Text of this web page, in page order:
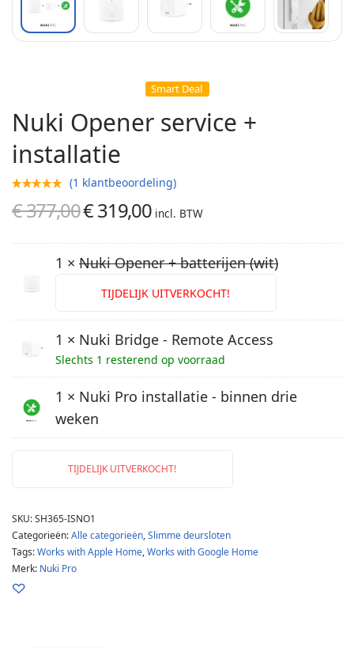
Smart Deal
Nuki Opener service +
installatie
(1 klantbeoordeling)
€377,00Oorspronkelijke
€ 377,00.
€319,00Huidige
€ 319,00.
incl. BTW
1 × Nuki Opener + batterijen (wit)
TIJDELIJK UITVERKOCHT!
1 × Nuki Bridge - Remote Access
Slechts 1 resterend op voorraad
1 × Nuki Pro installatie - binnen drie
weken
TIJDELIJK UITVERKOCHT!
SKU:SH365-ISNO1
Categorieën:Alle categorieën,Slimme deursloten
Tags:Works with Apple Home,Works with Google Home
Merk: Nuki Pro